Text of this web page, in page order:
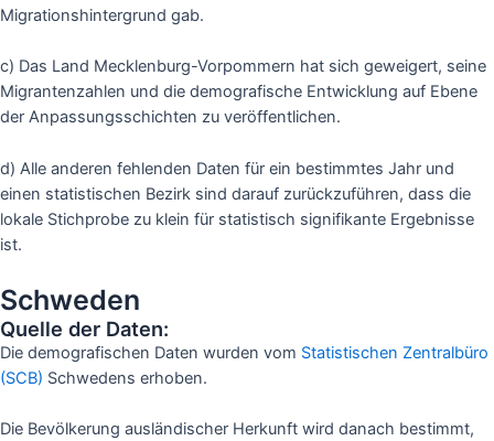
Migrationshintergrund gab.
c) Das Land Mecklenburg-Vorpommern hat sich geweigert, seine
Migrantenzahlen und die demografische Entwicklung auf Ebene
der Anpassungsschichten zu veröffentlichen.
d) Alle anderen fehlenden Daten für ein bestimmtes Jahr und
einen statistischen Bezirk sind darauf zurückzuführen, dass die
lokale Stichprobe zu klein für statistisch signifikante Ergebnisse
ist.
Schweden
Quelle der Daten:
Die demografischen Daten wurden vom Statistischen Zentralbüro
(SCB) Schwedens erhoben.
Die Bevölkerung ausländischer Herkunft wird danach bestimmt,